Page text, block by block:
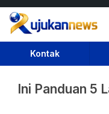
Rujukan News
Satu Rujukan Sejuta
Kontak
Ini Panduan 5